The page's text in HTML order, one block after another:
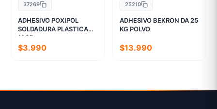
37269
ADHESIVO POXIPOL
SOLDADURA PLASTICA
16GR
$3.990
25210
ADHESIVO BEKRON DA 25
KG POLVO
$13.990